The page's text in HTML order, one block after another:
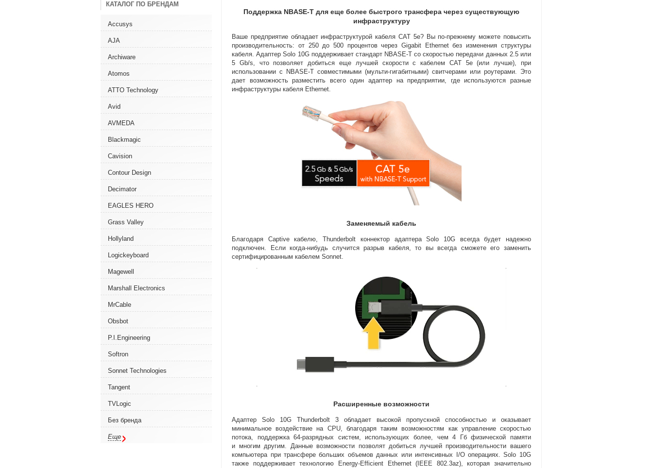
КАТАЛОГ ПО БРЕНДАМ
Accusys
AJA
Archiware
Atomos
ATTO Technology
Avid
AVMEDA
Blackmagic
Cavision
Contour Design
Decimator
EAGLES HERO
Grass Valley
Hollyland
Logickeyboard
Magewell
Marshall Electronics
MrCable
Obsbot
P.I.Engineering
Softron
Sonnet Technologies
Tangent
TVLogic
Без бренда
Еще
Поддержка NBASE-T для еще более быстрого трансфера через существующую
инфраструктуру
Ваше предприятие обладает инфраструктурой кабеля CAT 5e? Вы по-прежнему можете повысить
производительность: от 250 до 500 процентов через Gigabit Ethernet без изменения структуры
кабеля. Адаптер Solo 10G поддерживает стандарт NBASE-T со скоростью передачи данных 2.5 или
5 Gb/s
что позволяет добиться еще лучшей скорости с кабелем CAT 5e (или лучше), при
использованиис NBASE-T совместимыми (мульти-гигабитными) свитчерами или роутерами. Это
дает возможность разместить всего один адаптер на предприятии
где используются разные
инфраструктуры кабеля Ethernet.
Заменяемый кабель
Благодаря Captive кабелю
Thunderbolt коннектор адаптера Solo 10G всегда будет надежно
подключен. Есликогда-нибудь случится разрыв кабеля,
то вы всегда сможете его заменить
сертифицированным кабелем Sonnet.
Расширенные возможности
Адаптер Solo 10G Thunderbolt 3 обладает высокой пропускной способностью и оказывает
минимальное воздействие на CPU, благодаря таким возможностям как управление скоростью
потока, поддержка 64-разрядных систем, использующих более,
чем 4 Гб физической памяти
и многим другим. Данные возможности позволят добиться лучшей производительности вашего
компьютера при трансфере больших объемов данных или интенсивных I/O операциях. Solo 10G
также поддерживает технологию
Energy-EfficientEthernet ( IEEE 802.3az), которая значительно